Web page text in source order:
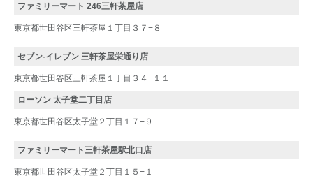
ファミリーマート 246三軒茶屋店
東京都世田谷区三軒茶屋１丁目３７−８
セブン-イレブン 三軒茶屋栄通り店
東京都世田谷区三軒茶屋１丁目３４−１１
ローソン 太子堂二丁目店
東京都世田谷区太子堂２丁目１７−９
ファミリーマート三軒茶屋駅北口店
東京都世田谷区太子堂２丁目１５−１